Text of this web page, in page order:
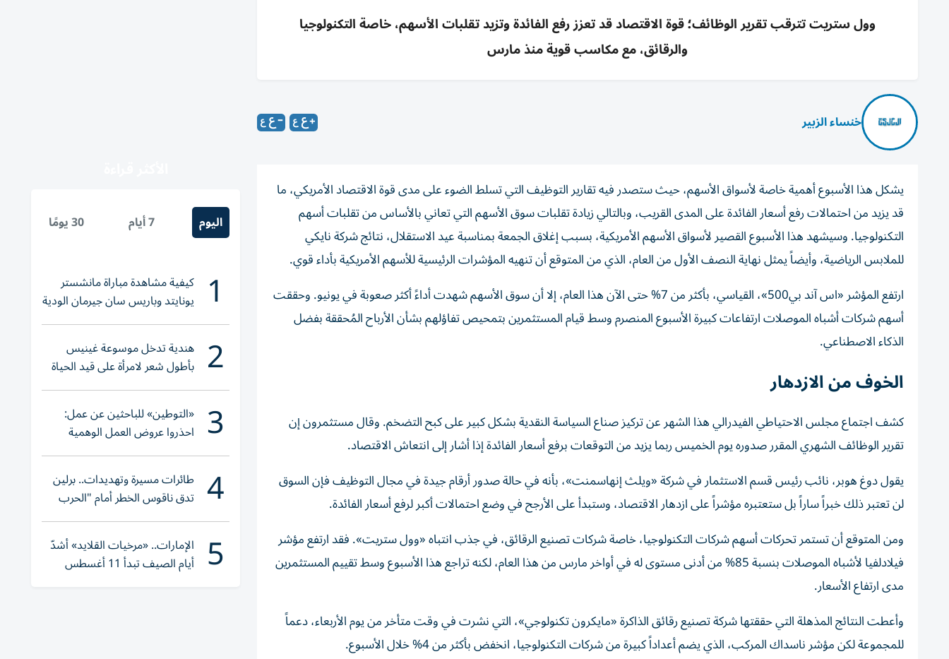
وول ستريت تترقب تقرير الوظائف؛ قوة الاقتصاد قد تعزز رفع الفائدة وتزيد تقلبات الأسهم، خاصة التكنولوجيا
والرقائق، مع مكاسب قوية منذ مارس
خنساء الزبير
يشكل هذا الأسبوع أهمية خاصة لأسواق الأسهم، حيث ستصدر فيه تقارير التوظيف التي تسلط الضوء على مدى قوة الاقتصاد الأمريكي، ما
قد يزيد من احتمالات رفع أسعار الفائدة على المدى القريب، وبالتالي زيادة تقلبات سوق الأسهم التي تعاني بالأساس من تقلبات أسهم
التكنولوجيا. وسيشهد هذا الأسبوع القصير لأسواق الأسهم الأمريكية، بسبب إغلاق الجمعة بمناسبة عيد الاستقلال، نتائج شركة نايكي
للملابس الرياضية، وأيضاً يمثل نهاية النصف الأول من العام، الذي من المتوقع أن تنهيه المؤشرات الرئيسية للأسهم الأمريكية بأداء قوي.
ارتفع المؤشر «اس آند بي500»، القياسي، بأكثر من 7% حتى الآن هذا العام، إلا أن سوق الأسهم شهدت أداءً أكثر صعوبة في يونيو. وحققت
أسهم شركات أشباه الموصلات ارتفاعات كبيرة الأسبوع المنصرم وسط قيام المستثمرين بتمحيص تفاؤلهم بشأن الأرباح المُحققة بفضل
الذكاء الاصطناعي.
الخوف من الازدهار
كشف اجتماع مجلس الاحتياطي الفيدرالي هذا الشهر عن تركيز صناع السياسة النقدية بشكل كبير على كبح التضخم. وقال مستثمرون إن
تقرير الوظائف الشهري المقرر صدوره يوم الخميس ربما يزيد من التوقعات برفع أسعار الفائدة إذا أشار إلى انتعاش الاقتصاد.
يقول دوغ هوبر، نائب رئيس قسم الاستثمار في شركة «ويلث إنهاسمنت»، بأنه في حالة صدور أرقام جيدة في مجال التوظيف فإن السوق
لن تعتبر ذلك خبراً ساراً بل ستعتبره مؤشراً على ازدهار الاقتصاد، وستبدأ على الأرجح في وضع احتمالات أكبر لرفع أسعار الفائدة.
ومن المتوقع أن تستمر تحركات أسهم شركات التكنولوجيا، خاصة شركات تصنيع الرقائق، في جذب انتباه «وول ستريت». فقد ارتفع مؤشر
فيلادلفيا لأشباه الموصلات بنسبة 85% من أدنى مستوى له في أواخر مارس من هذا العام، لكنه تراجع هذا الأسبوع وسط تقييم المستثمرين
مدى ارتفاع الأسعار.
وأعطت النتائج المذهلة التي حققتها شركة تصنيع رقائق الذاكرة «مايكرون تكنولوجي»، التي نشرت في وقت متأخر من يوم الأربعاء، دعماً
للمجموعة لكن مؤشر ناسداك المركب، الذي يضم أعداداً كبيرة من شركات التكنولوجيا، انخفض بأكثر من 4% خلال الأسبوع.
اليوم 7 أيام 30 يومًا
1 كيفية مشاهدة مباراة مانشستر
يونايتد وباريس سان جيرمان الودية
والقنوات الناقلة
2 هندية تدخل موسوعة غينيس
بأطول شعر لامرأة على قيد الحياة
3 «التوطين» للباحثين عن عمل:
احذروا عروض العمل الوهمية
وتحققوا عبر «الباركود»
4 طائرات مسيرة وتهديدات.. برلين
تدق ناقوس الخطر أمام "الحرب
الهجينة"
5 الإمارات.. «مرخيات القلايد» أشدّ
أيام الصيف تبدأ 11 أغسطس